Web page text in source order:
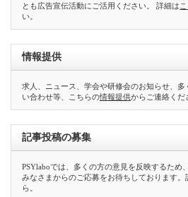
とも広告宣伝活動にご活用ください。 詳細は
い。
情報提供
求人、ニュース、学会や研修会のお知らせ、
い合わせ等、こちらの情報提供からご連絡くだ
記事投稿の募集
PSYlaboでは、多くの方の意見を反映するため
みなさまからのご応募をお待ちしております。
ら。